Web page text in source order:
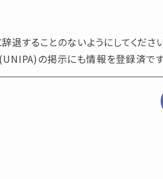
することのないようにしてください
の掲示にも情報を登録済です